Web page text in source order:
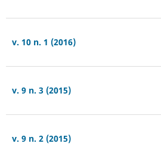
v. 10 n. 1 (2016)
v. 9 n. 3 (2015)
v. 9 n. 2 (2015)